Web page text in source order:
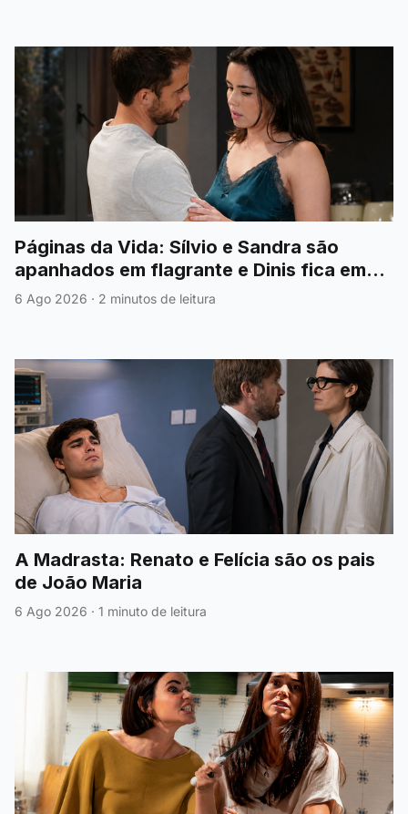
Páginas da Vida: Sílvio e Sandra são
apanhados em flagrante e Dinis fica em
choque
6 Ago 2026 · 2 minutos de leitura
A Madrasta: Renato e Felícia são os pais
de João Maria
6 Ago 2026 · 1 minuto de leitura